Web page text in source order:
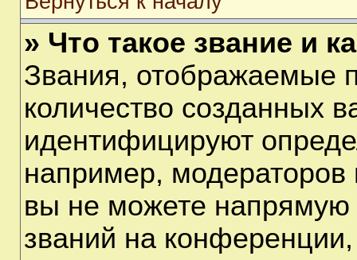
» Что такое звание и
Звания, отображаемые
количество созданных
идентифицируют
например,
вы не можете напрямую
званий на